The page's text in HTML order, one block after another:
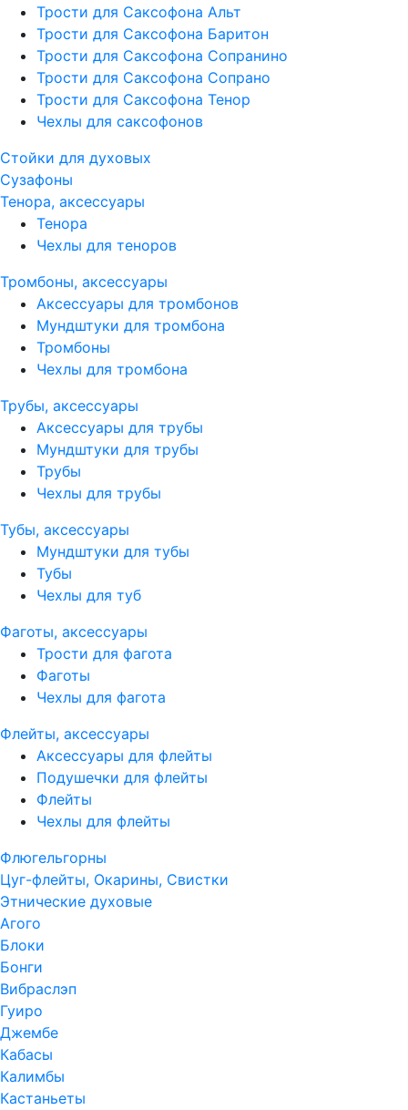
Трости для Саксофона Альт
Трости для Саксофона Баритон
Трости для Саксофона Сопранино
Трости для Саксофона Сопрано
Трости для Саксофона Тенор
Чехлы для саксофонов
Стойки для духовых
Сузафоны
Тенора, аксессуары
Тенора
Чехлы для теноров
Тромбоны, аксессуары
Аксессуары для тромбонов
Мундштуки для тромбона
Тромбоны
Чехлы для тромбона
Трубы, аксессуары
Аксессуары для трубы
Мундштуки для трубы
Трубы
Чехлы для трубы
Тубы, аксессуары
Мундштуки для тубы
Тубы
Чехлы для туб
Фаготы, аксессуары
Трости для фагота
Фаготы
Чехлы для фагота
Флейты, аксессуары
Аксессуары для флейты
Подушечки для флейты
Флейты
Чехлы для флейты
Флюгельгорны
Цуг-флейты, Окарины, Свистки
Этнические духовые
Агого
Блоки
Бонги
Вибраслэп
Гуиро
Джембе
Кабасы
Калимбы
Кастаньеты